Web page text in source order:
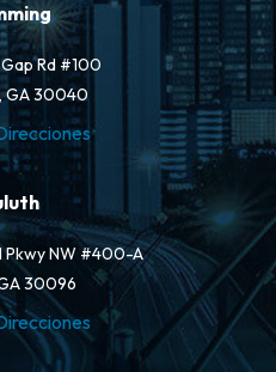
Rd #100
GA 30040
NW #400-A
30096